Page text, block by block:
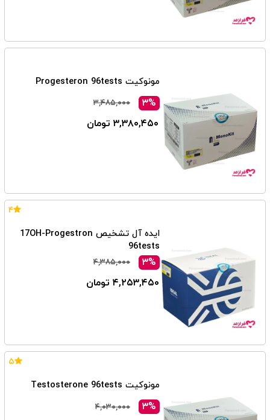
مونوکیت Progesteron 96tests
۳% ۳,۴۸۵,۰۰۰
۳,۳۸۰,۴۵۰ تومان
ایده آل تشخیص 17OH-Progestron
96tests
۳% ۴,۳۸۵,۰۰۰
۴,۲۵۳,۴۵۰ تومان
۴
مونوکیت Testosterone 96tests
۳% ۴,۰۳۰,۰۰۰
۵